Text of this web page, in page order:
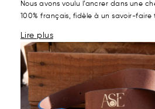
Nous avons voulu l’ancrer dans une
100% français, fidèle à un savoir-
Lire plus